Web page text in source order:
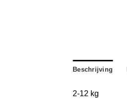
Beschrijving
2-12 kg